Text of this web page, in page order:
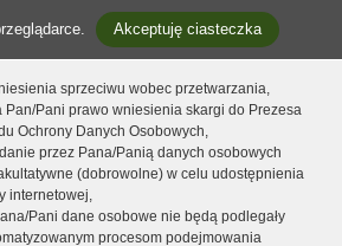
Akceptuję ciasteczka
sprzeciwu wobec przetwarzania,
Pan/Pani prawo wniesienia skargi do Prezesa
Ochrony Danych Osobowych,
przez Pana/Panią danych osobowych
(dobrowolne) w celu udostępnienia
internetowej,
Pani dane osobowe nie będą podlegały
procesom podejmowania